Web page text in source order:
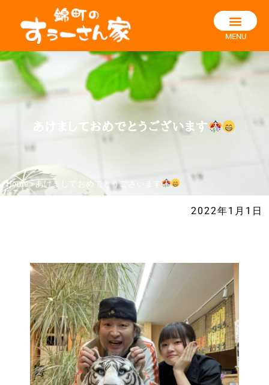
MENU
あけましておめでとうございます
Home»あけましておめでとうございます
2022年1月1日